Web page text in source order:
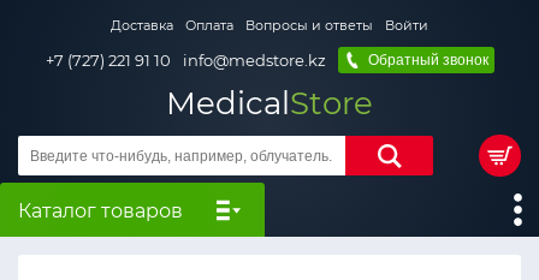
Доставка Оплата Вопросы и ответы Войти
+7 (727) 221 91 10 info@medstore.kz Обратный звонок
MedicalStore
Каталог товаров